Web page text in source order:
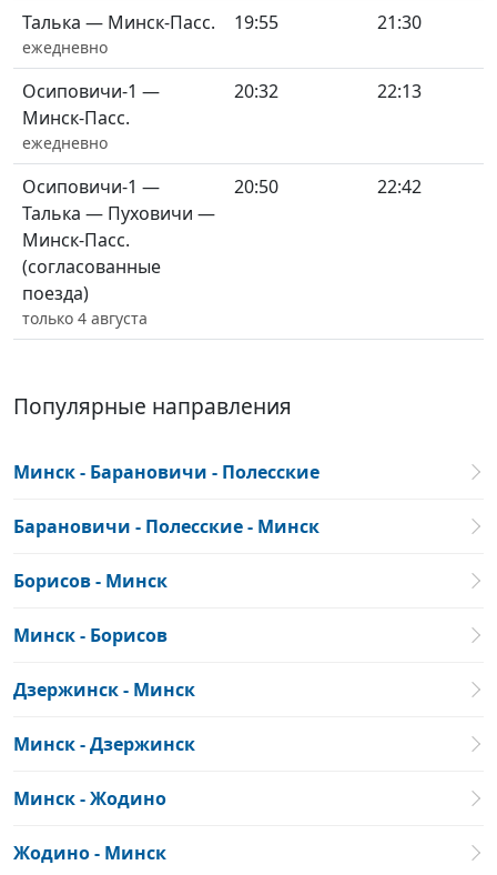
Талька — Минск-Пасс.
ежедневно
19:55 21:30
Осиповичи-1 —
Минск-Пасс.
ежедневно
20:32 22:13
Осиповичи-1 —
Талька — Пуховичи —
Минск-Пасс.
(согласованные
поезда)
только 4 августа
20:50 22:42
Популярные направления
Минск - Барановичи - Полесские
Барановичи - Полесские - Минск
Борисов - Минск
Минск - Борисов
Дзержинск - Минск
Минск - Дзержинск
Минск - Жодино
Жодино - Минск